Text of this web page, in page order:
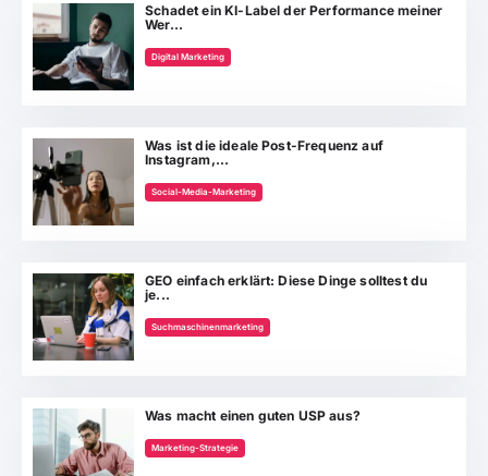
Schadet ein KI-Label der Performance meiner
Wer...
Digital Marketing
Was ist die ideale Post-Frequenz auf
Instagram,...
Social-Media-Marketing
GEO einfach erklärt: Diese Dinge solltest du
je...
Suchmaschinenmarketing
Was macht einen guten USP aus?
Marketing-Strategie